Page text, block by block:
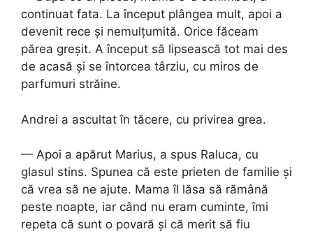
continuat fata. La început plângea mult, apoi a
devenit rece și nemulțumită. Orice făceam
părea greșit. A început să lipsească tot mai des
de acasă și se întorcea târziu, cu miros de
parfumuri străine.
Andrei a ascultat în tăcere, cu privirea grea.
— Apoi a apărut Marius, a spus Raluca, cu
glasul stins. Spunea că este prieten de familie și
că vrea să ne ajute. Mama îl lăsa să rămână
peste noapte, iar când nu eram cuminte, îmi
repeta că sunt o povară și că merit să fiu